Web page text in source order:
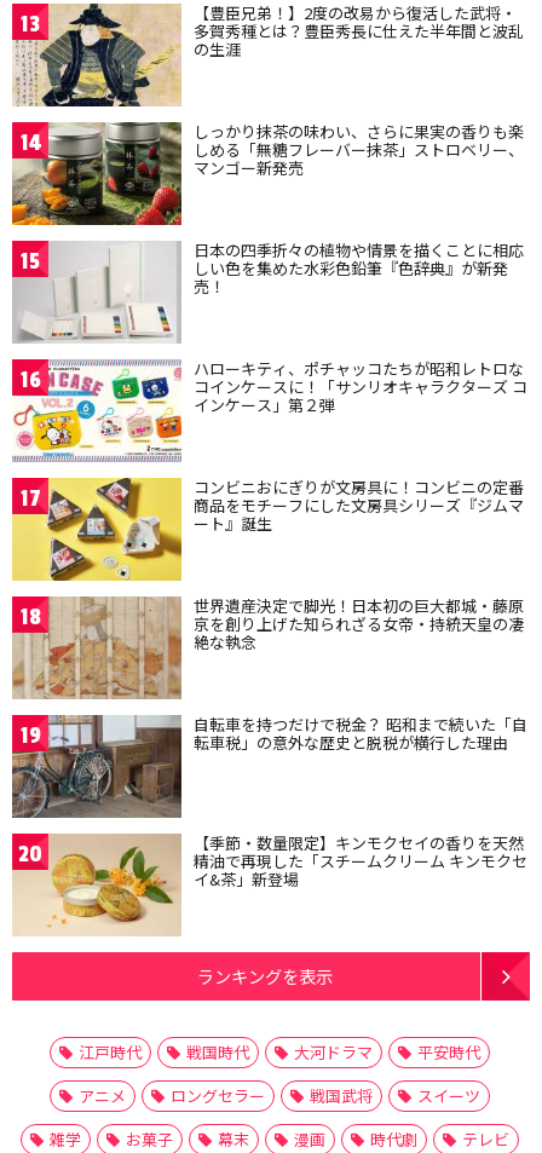
13 【豊臣兄弟！】2度の改易から復活した武将・
多賀秀種とは？豊臣秀長に仕えた半年間と波乱
の生涯
14 しっかり抹茶の味わい、さらに果実の香りも楽
しめる「無糖フレーバー抹茶」ストロベリー、
マンゴー新発売
15 日本の四季折々の植物や情景を描くことに相応
しい色を集めた水彩色鉛筆『色辞典』が新発
売！
16 ハローキティ、ポチャッコたちが昭和レトロな
コインケースに！「サンリオキャラクターズ コ
インケース」第２弾
17 コンビニおにぎりが文房具に！コンビニの定番
商品をモチーフにした文房具シリーズ『ジムマ
ート』誕生
18 世界遺産決定で脚光！日本初の巨大都城・藤原
京を創り上げた知られざる女帝・持統天皇の凄
絶な執念
19 自転車を持つだけで税金？ 昭和まで続いた「自
転車税」の意外な歴史と脱税が横行した理由
20 【季節・数量限定】キンモクセイの香りを天然
精油で再現した「スチームクリーム キンモクセ
イ&茶」新登場
ランキングを表示
江戸時代 戦国時代 大河ドラマ
平安時代
アニメ
ロングセラー 戦国武将
スイーツ
雑学
お菓子 幕末 漫画 時代劇
テレビ